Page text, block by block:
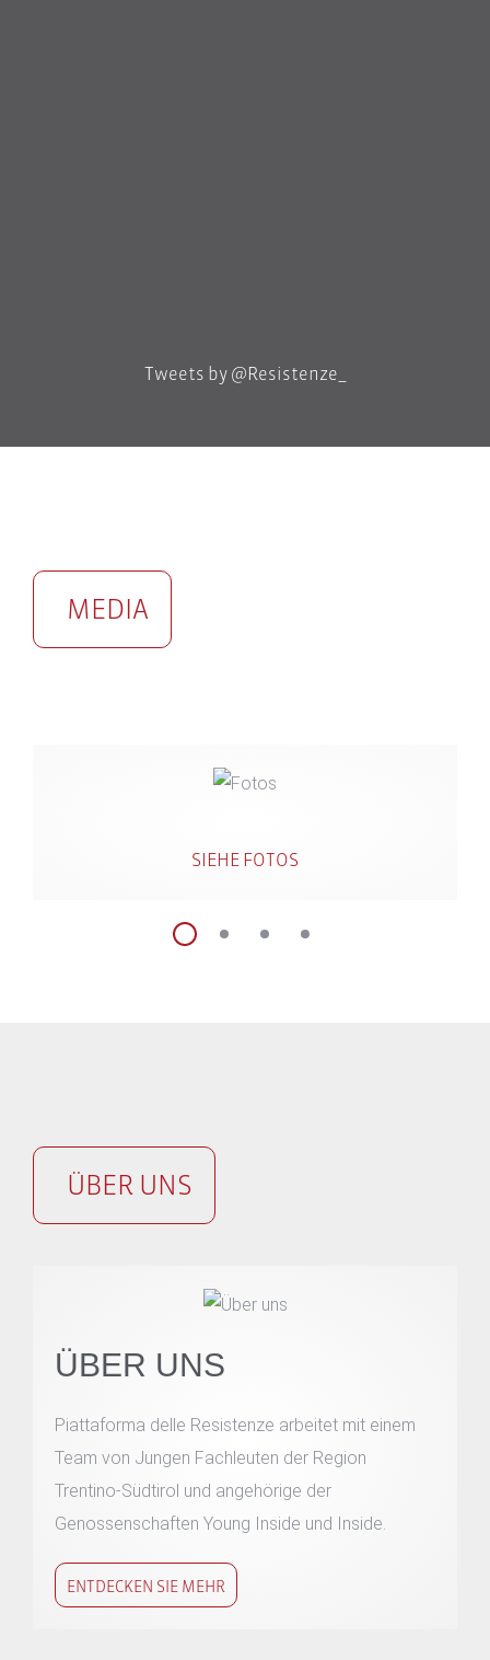
Tweets by @Resistenze_
MEDIA
SIEHE FOTOS
ÜBER UNS
ÜBER UNS
Piattaforma delle Resistenze arbeitet mit einem
Team von Jungen Fachleuten der Region
Trentino-Südtirol und angehörige der
Genossenschaften Young Inside und Inside.
ENTDECKEN SIE MEHR